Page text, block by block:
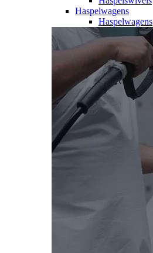
Haspelwagens
Haspelwagens